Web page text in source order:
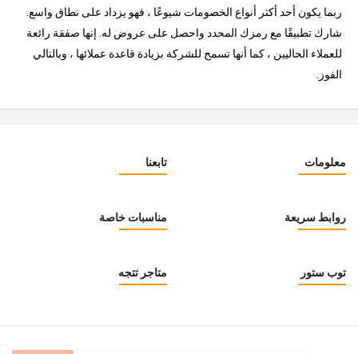
ربما يكون أحد أكثر أنواع الخصومات شيوعًا ، فهو يزداد على نطاق واسع.
شارك تطبيقًا مع رمزك المحدد واحصل على عروض له. إنها صفقة رائعة
للعملاء الحاليين ، كما أنها تسمح للشركة بزيادة قاعدة عملائها ، وبالتالي
الفوز.
تابعنا معلومات
مناسبات خاصة روابط سريعة
متاجر تتجه توب ستور